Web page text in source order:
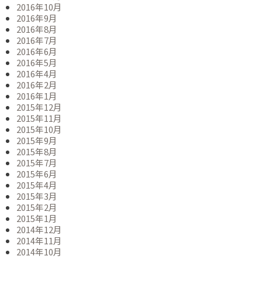
2016年10月
2016年9月
2016年8月
2016年7月
2016年6月
2016年5月
2016年4月
2016年2月
2016年1月
2015年12月
2015年11月
2015年10月
2015年9月
2015年8月
2015年7月
2015年6月
2015年4月
2015年3月
2015年2月
2015年1月
2014年12月
2014年11月
2014年10月